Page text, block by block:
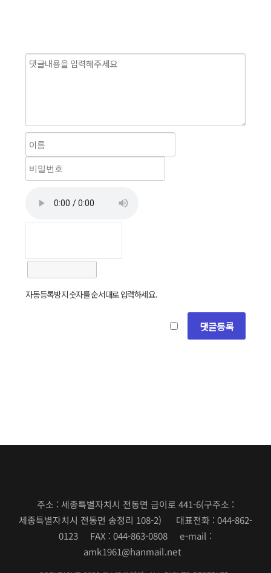
자동등록방지 숫자를 순서대로 입력하세요.
주소 : 세종특별자치시 전동면 금이로 441-6(구주소 :
세종특별자치시 전동면 송정리 108-2) 대표전화 : 044-862-
0123 FAX : 044-863-0808 e-mail :
amk1961@hanmail.net